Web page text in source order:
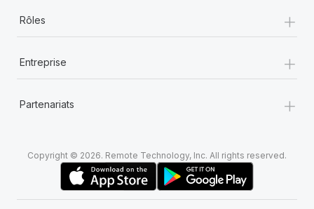
Rôles +
Entreprise +
Partenariats +
Copyright © 2026. Remote Technology, Inc. All rights reserved.